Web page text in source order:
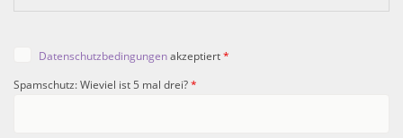
Datenschutzbedingungenakzeptiert*
Spamschutz: Wieviel ist 5 mal drei?*